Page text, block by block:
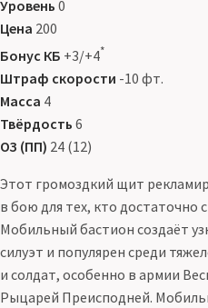
Уровень 0
Цена 200
Бонус КБ +3/+4*
Штраф скорости -10 фт.
Масса 4
Твёрдость 6
ОЗ (ПП) 24 (12)
Этот громоздкий щит
в бою для тех, кто достаточно
Мобильный бастион создаёт
силуэт и популярен среди
и солдат, особенно в армии
Рыцарей Преисподней.